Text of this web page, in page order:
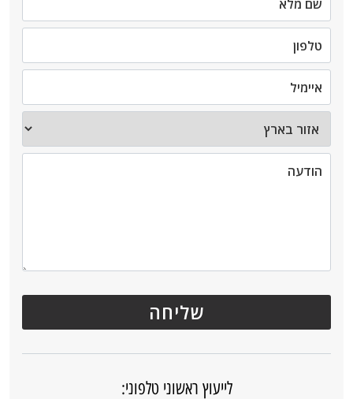
לייעוץ ראשוני טלפוני: